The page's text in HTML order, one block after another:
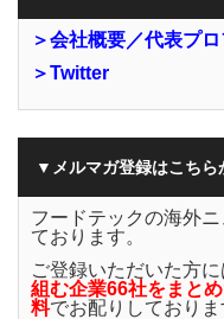
＞会社概要／代表プ
＞Twitter
▼メルマガ登録はこち
フードテックの海外
ております。
ご登録いただいた方に
組む企業66社をまと
料でお配りしておりま